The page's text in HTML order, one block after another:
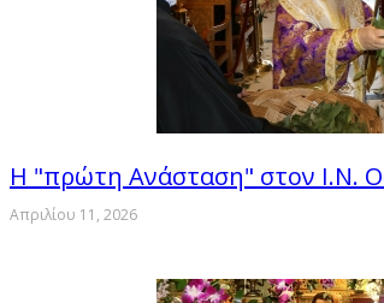
Η "πρώτη Ανάσταση" στον Ι.Ν.
Απριλίου 11, 2026